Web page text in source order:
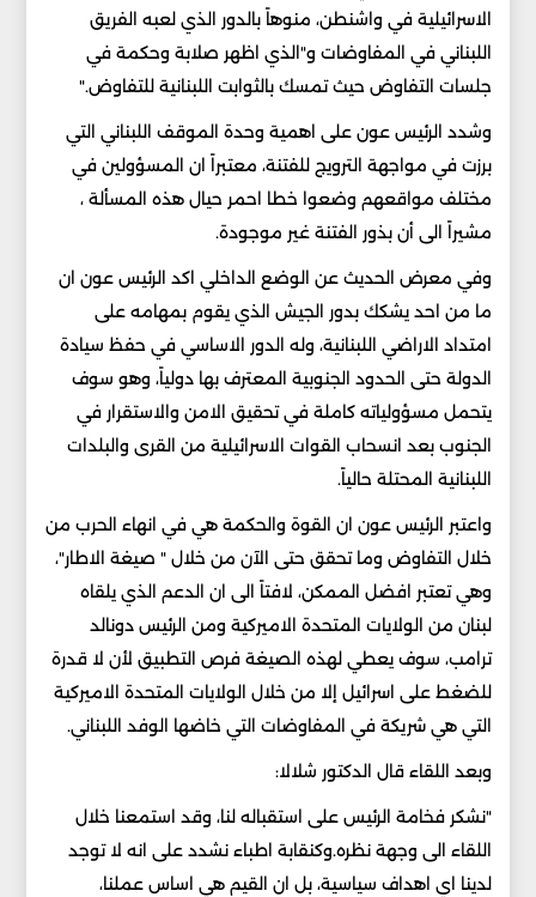
الاسرائيلية في واشنطن، منوهاً بالدور الذي لعبه الفريق
اللبناني في المفاوضات و"الذي اظهر صلابة وحكمة في
جلسات التفاوض حيث تمسك بالثوابت اللبنانية للتفاوض."
وشدد الرئيس عون على اهمية وحدة الموقف اللبناني التي
برزت في مواجهة الترويج للفتنة، معتبراً ان المسؤولين في
مختلف مواقعهم وضعوا خطا احمر حيال هذه المسألة ،
مشيراً الى أن بذور الفتنة غير موجودة.
وفي معرض الحديث عن الوضع الداخلي اكد الرئيس عون ان
ما من احد يشكك بدور الجيش الذي يقوم بمهامه على
امتداد الاراضي اللبنانية، وله الدور الاساسي في حفظ سيادة
الدولة حتى الحدود الجنوبية المعترف بها دولياً، وهو سوف
يتحمل مسؤولياته كاملة في تحقيق الامن والاستقرار في
الجنوب بعد انسحاب القوات الاسرائيلية من القرى والبلدات
اللبنانية المحتلة حالياً.
واعتبر الرئيس عون ان القوة والحكمة هي في انهاء الحرب من
خلال التفاوض وما تحقق حتى الآن من خلال " صيغة الاطار"،
وهي تعتبر افضل الممكن، لافتاً الى ان الدعم الذي يلقاه
لبنان من الولايات المتحدة الاميركية ومن الرئيس دونالد
ترامب، سوف يعطي لهذه الصيغة فرص التطبيق لأن لا قدرة
للضغط على اسرائيل إلا من خلال الولايات المتحدة الاميركية
التي هي شريكة في المفاوضات التي خاضها الوفد اللبناني.
وبعد اللقاء قال الدكتور شلالا:
"نشكر فخامة الرئيس على استقباله لنا، وقد استمعنا خلال
اللقاء الى وجهة نظره.وكنقابة اطباء نشدد على انه لا توجد
لدينا اي اهداف سياسية، بل ان القيم هي اساس عملنا،